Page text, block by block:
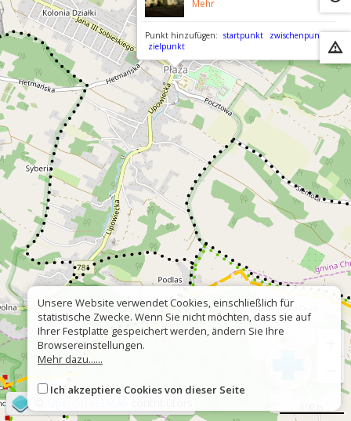
Mehr
Punkt hinzufügen: startpunkt
zwischenpunkt
zielpunkt
Unsere Website verwendet Cookies, einschließlich für
statistische Zwecke. Wenn Sie nicht möchten, dass sie auf
Ihrer Festplatte gespeichert werden, ändern Sie Ihre
Browsereinstellungen.
Mehr dazu......
Ich akzeptiere Cookies von dieser Seite